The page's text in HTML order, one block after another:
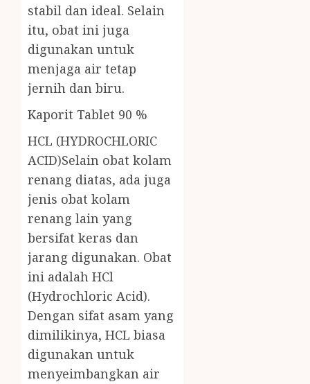
stabil dan ideal. Selain
itu, obat ini juga
digunakan untuk
menjaga air tetap
jernih dan biru.
Kaporit Tablet 90 %
HCL (HYDROCHLORIC
ACID)Selain obat kolam
renang diatas, ada juga
jenis obat kolam
renang lain yang
bersifat keras dan
jarang digunakan. Obat
ini adalah HCl
(Hydrochloric Acid).
Dengan sifat asam yang
dimilikinya, HCL biasa
digunakan untuk
menyeimbangkan air